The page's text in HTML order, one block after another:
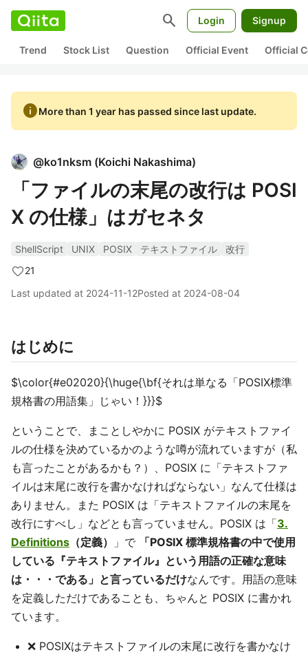
search Login Signup
Trend Stock List Question Official Event Official
infoMore than 1 year has passed since last update.
@ko1nksm (Koichi Nakashima)
「ファイルの末尾の改行は POSI
X の仕様」はガセネタ
ShellScript UNIX POSIX テキストファイル
改行
21
Last updated at 2024-11-12Posted at 2024-08-04
はじめに
$\color{#e02020}{\huge{\bf{それは単なる「POSIX標準
規格書の用語集」じゃい！}}}$
ということで、まことしやかに POSIX がテキストファイ
ルの仕様を決めているかのような噂が流れていますが（私
も言ったことがあるかも？）、POSIX に「テキストファ
イルは末尾に改行を書かなければならない」なんて仕様は
ありません。また POSIX は「テキストファイルの末尾を
改行にすべし」などとも言っていません。POSIX は「3.
Definitions （定義） 」で
「POSIX 標準規格書の中で使用
している『テキストファイル』という用語の正確な意味
は・・・である」と言っているだけなんです。用語の意味
を定義しただけであることも、ちゃんと POSIX に書かれ
ています。
❌️ POSIXはテキストファイルの末尾に改行を書かなけ